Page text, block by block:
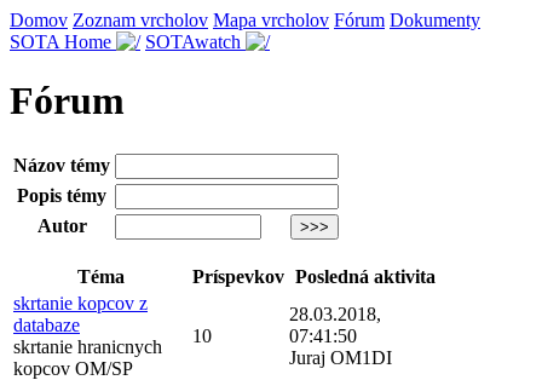
Domov Zoznam vrcholov Mapa vrcholov Fórum Dokumenty
SOTA Home
SOTAwatch
Fórum
Názov témy
Popis témy
Autor
Téma Príspevkov Posledná aktivita
skrtanie kopcov z
databaze
skrtanie hranicnych
kopcov OM/SP
10
28.03.2018,
07:41:50
Juraj OM1DI